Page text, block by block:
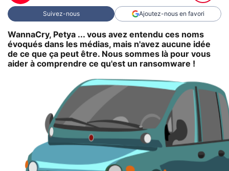
Suivez-nous Ajoutez-nous en favori
WannaCry, Petya ... vous avez entendu ces noms
évoqués dans les médias, mais n'avez aucune idée
de ce que ça peut être. Nous sommes là pour vous
aider à comprendre ce qu'est un ransomware !